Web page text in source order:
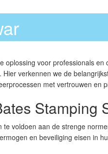
oplossing voor professionals
verkennen we de
met vertrouwen en
Stamping
voldoen aan de strenge
en beveiliging eisen in